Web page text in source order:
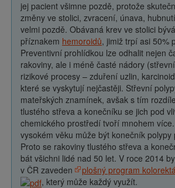
jej pacient všimne pozdě, protože
změny ve stolici, zvracení, únava,
velmi pozdě. Obávaná krev ve stolici
příznakem hemoroidů, jimiž trpí asi 50%
Preventivní prohlídkou lze odhalit nejen
rakoviny, ale i méně časté nádory
rizikové procesy – zduření uzlin,
které se vyskytují nejčastěji. Střevní
mateřských znamínek, avšak s tím
tlustého střeva a konečníku se jich pod
chemického prostředí tvoří mnohem
vysokém věku může být konečník polypy
Proto se rakoviny tlustého střeva a
bát všichni lidé nad 50 let. V roce 2014
v ČR zaveden
plošný program
, který může každý využít.